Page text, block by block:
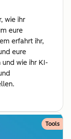
wie ihr
eure
erfahrt ihr,
eure
und wie ihr KI-
Tools